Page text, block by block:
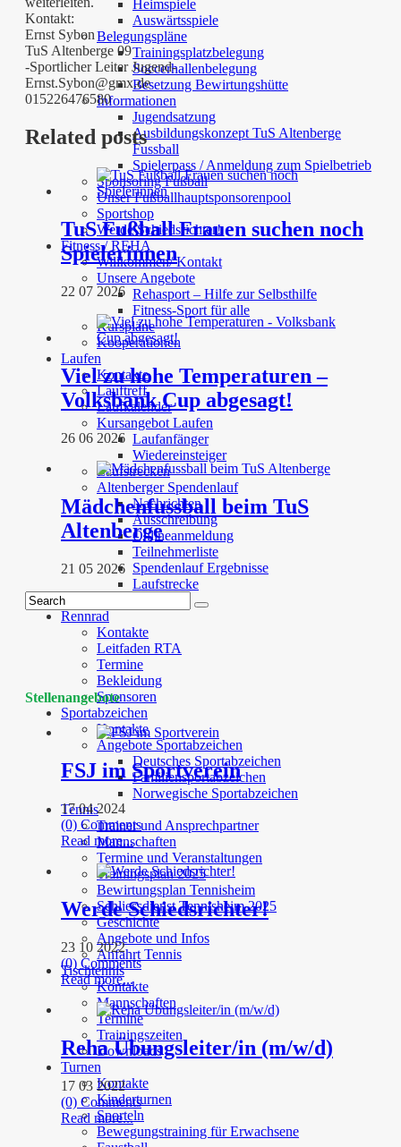
Heimspiele
Auswärtsspiele
Belegungspläne
Trainingsplatzbelegung
Soccerhallenbelegung
Besetzung Bewirtungshütte
Informationen
Jugendsatzung
Ausbildungskonzept TuS Altenberge
Fussball
Spielerpass / Anmeldung zum Spielbetrieb
Sponsoring Fußball
Unser Fußballhauptsponsorenpool
Sportshop
Werde Schiedsrichter!
Fitness / REHA
Willkommen/ Kontakt
Unsere Angebote
Rehasport – Hilfe zur Selbsthilfe
Fitness-Sport für alle
Kurspläne
Kooperationen
Laufen
Kontakte
Lauftreff
Laufkalender
Kursangebot Laufen
Laufanfänger
Wiedereinsteiger
Laufstrecken
Altenberger Spendenlauf
Nachrichten
Ausschreibung
Onlineanmeldung
Teilnehmerliste
Spendenlauf Ergebnisse
Laufstrecke
Rennrad
Kontakte
Leitfaden RTA
Termine
Bekleidung
Sponsoren
Sportabzeichen
Kontakte
Angebote Sportabzeichen
Deutsches Sportabzeichen
Familiensportabzeichen
Norwegische Sportabzeichen
Tennis
Trainer und Ansprechpartner
Mannschaften
Termine und Veranstaltungen
Trainingsplan 2025
Bewirtungsplan Tennisheim
Schliessdienst Tennisheim 2025
Geschichte
Angebote und Infos
Anfahrt Tennis
Tischtennis
Kontakte
Mannschaften
Termine
Trainingszeiten
Downloads
Turnen
Kontakte
Kinderturnen
Sporteln
Bewegungstraining für Erwachsene
Kontakt:
Ernst Sybon
TuS Altenberge 09
-Sportlicher Leiter Jugend-
Ernst.Sybon@gmx.de
015226476580
Related posts
TuS Fußball Frauen suchen noch
Spielerinnen
22 07 2026
Viel zu hohe Temperaturen –
Volksbank Cup abgesagt!
26 06 2026
Mädchenfussball beim TuS
Altenberge
21 05 2026
Stellenangebote
FSJ im Sportverein
17 04 2024
(0) Comments
Read more...
Werde Schiedsrichter!
23 10 2022
(0) Comments
Read more...
Reha Übungsleiter/in (m/w/d)
17 03 2022
(0) Comments
Read more...